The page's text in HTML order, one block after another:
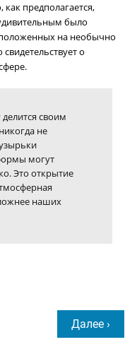
предполагается,
было
на необычно
о
своим
не
могут
Это открытие
наших
Далее ›